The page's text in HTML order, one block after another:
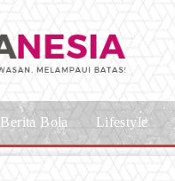
Berita Bola Lifestyle